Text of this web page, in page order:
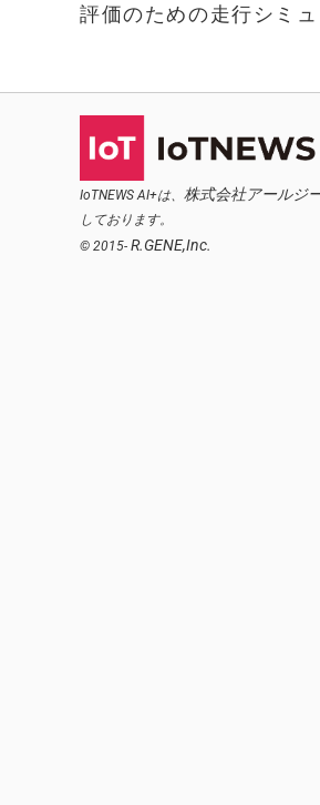
評価のための走行シミ
IoTNEWS AI+は、 株式会社アールジ
しております。
© 2015- R.GENE,Inc.